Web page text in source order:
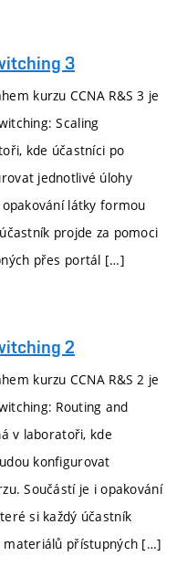
3
kurzu CCNA R&S 3 je
Scaling
kde účastníci po
jednotlivé úlohy
látky formou
projde za pomoci
přes portál […]
2
kurzu CCNA R&S 2 je
Routing and
v laboratoři, kde
konfigurovat
Součástí je i opakování
si každý účastník
materiálů přístupných […]